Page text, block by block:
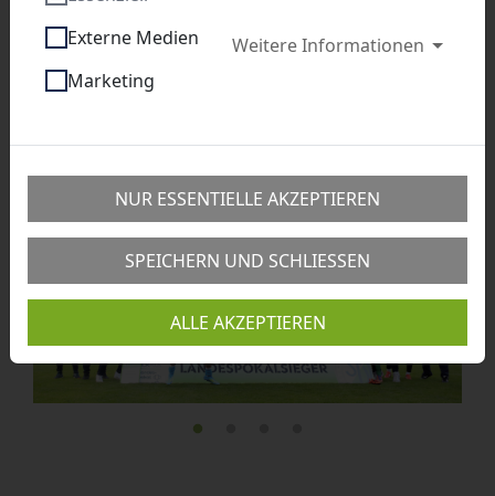
Landespokal Junioren
Externe Medien
Marketing
Weitere Informationen
NUR ESSENTIELLE AKZEPTIEREN
SPEICHERN UND SCHLIESSEN
ALLE AKZEPTIEREN